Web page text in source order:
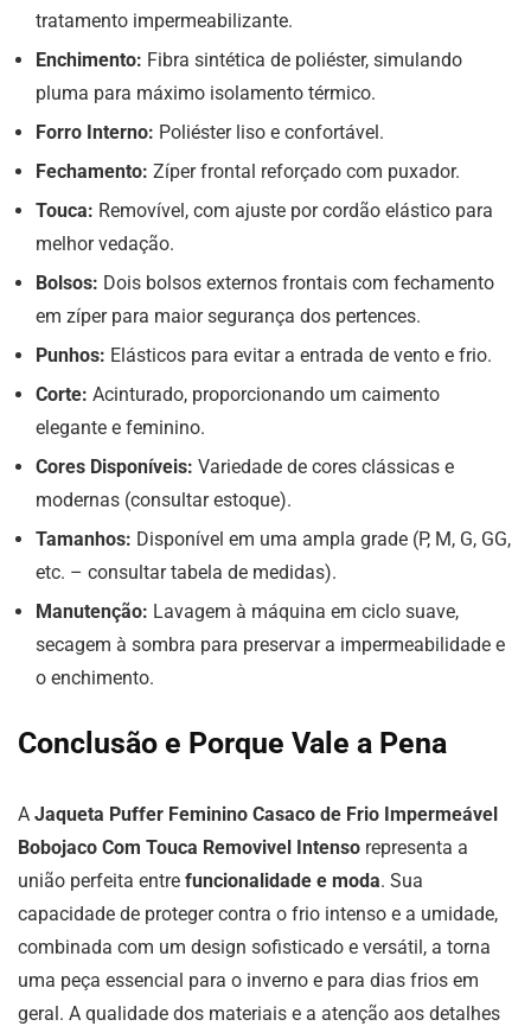
tratamento impermeabilizante.
Enchimento: Fibra sintética de poliéster, simulando
pluma para máximo isolamento térmico.
Forro Interno: Poliéster liso e confortável.
Fechamento: Zíper frontal reforçado com puxador.
Touca: Removível, com ajuste por cordão elástico para
melhor vedação.
Bolsos: Dois bolsos externos frontais com fechamento
em zíper para maior segurança dos pertences.
Punhos: Elásticos para evitar a entrada de vento e frio.
Corte: Acinturado, proporcionando um caimento
elegante e feminino.
Cores Disponíveis: Variedade de cores clássicas e
modernas (consultar estoque).
Tamanhos: Disponível em uma ampla grade (P, M, G, GG,
etc. – consultar tabela de medidas).
Manutenção: Lavagem à máquina em ciclo suave,
secagem à sombra para preservar a impermeabilidade e
o enchimento.
Conclusão e Porque Vale a Pena
A Jaqueta Puffer Feminino Casaco de Frio Impermeável
Bobojaco Com Touca Removivel Intenso representa a
união perfeita entre funcionalidade e moda. Sua
capacidade de proteger contra o frio intenso e a umidade,
combinada com um design sofisticado e versátil, a torna
uma peça essencial para o inverno e para dias frios em
geral. A qualidade dos materiais e a atenção aos detalhes